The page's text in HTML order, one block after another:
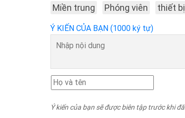
Miền trung
Phóng viên thiết
Ý KIẾN CỦA BẠN (1000 ký tự)
Ý kiến của bạn sẽ được biên tập trước khi